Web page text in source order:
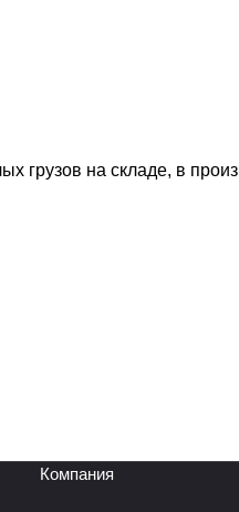
грузов на складе, в
Компания